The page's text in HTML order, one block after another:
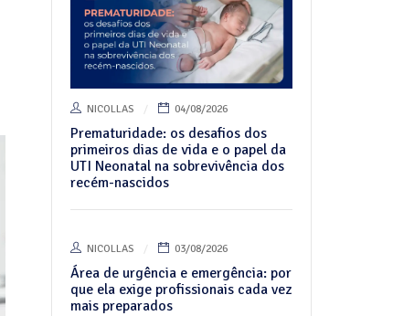
NICOLLAS 04/08/2026
Prematuridade: os desafios dos
primeiros dias de vida e o papel da
UTI Neonatal na sobrevivência dos
recém-nascidos
NICOLLAS 03/08/2026
Área de urgência e emergência: por
que ela exige profissionais cada vez
mais preparados